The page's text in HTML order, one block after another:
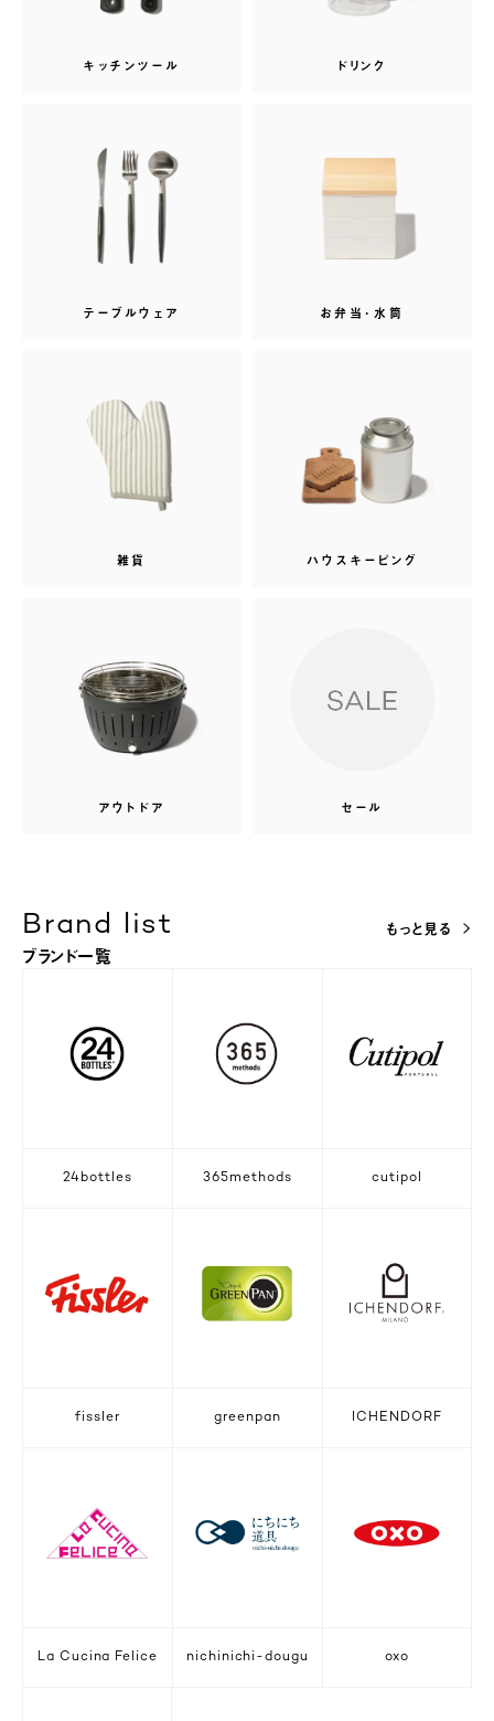
キッチンツール ドリンク
テーブルウェア お弁当･水筒
雑貨 ハウスキーピング
アウトドア セール
Brand list
ブランド一覧
もっと見る
24bottles 365methods cutipol
fissler greenpan ICHENDORF
La Cucina Felice nichinichi-dougu oxo